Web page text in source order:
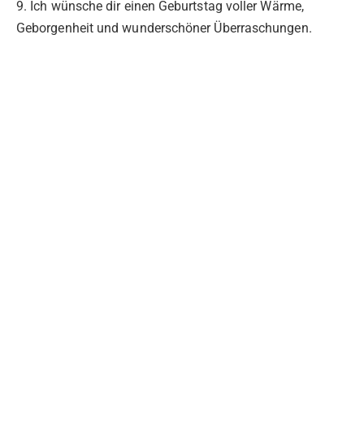
9. Ich wünsche dir einen Geburtstag voller Wärme,
Geborgenheit und wunderschöner Überraschungen.